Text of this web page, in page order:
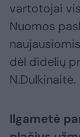
vartotojai
Nuomos
dėl didelių
N.Dulkinaitė.
Ilgametė